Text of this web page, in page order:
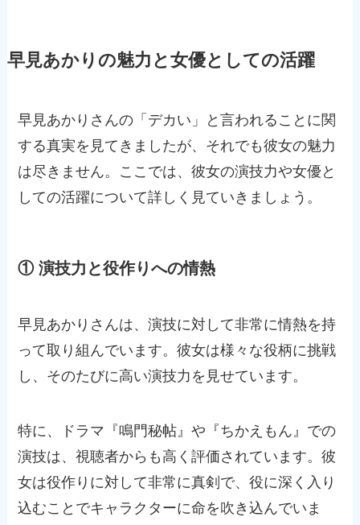
早見あかりの魅力と女優としての活躍
早見あかりさんの「デカい」と言われることに関
する真実を見てきましたが、それでも彼女の魅力
は尽きません。ここでは、彼女の演技力や女優と
しての活躍について詳しく見ていきましょう。
① 演技力と役作りへの情熱
早見あかりさんは、演技に対して非常に情熱を持
って取り組んでいます。彼女は様々な役柄に挑戦
し、そのたびに高い演技力を見せています。
特に、ドラマ『鳴門秘帖』や『ちかえもん』での
演技は、視聴者からも高く評価されています。彼
女は役作りに対して非常に真剣で、役に深く入り
込むことでキャラクターに命を吹き込んでいま